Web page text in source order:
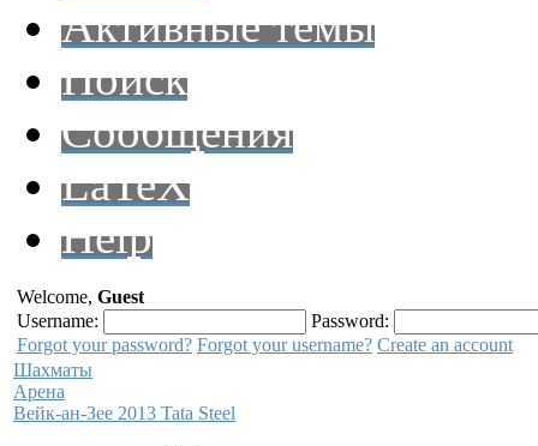
Активные темы
Поиск
Сообщения
LaTeX
Help
Welcome, Guest
Username:
Password:
Forgot your password? Forgot your username? Create an account
Шахматы
Арена
Вейк-ан-Зее 2013 Tata Steel